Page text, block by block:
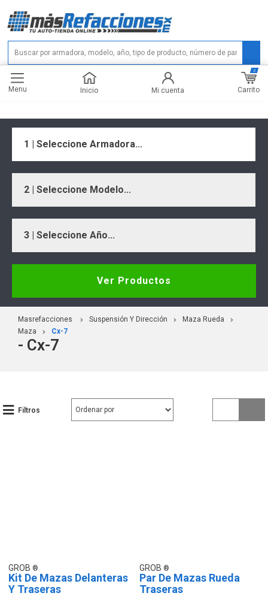
Menu Inicio Mi cuenta Carrito
0
1 | Seleccione Armadora...
2 | Seleccione Modelo...
3 | Seleccione Año...
Ver Productos
Masrefacciones Suspensión Y Dirección
Maza Rueda
Maza
Cx-7
- Cx-7
Filtros
GROB
Kit De Mazas Delanteras
Y Traseras
GROB
Par De Mazas Rueda
Traseras